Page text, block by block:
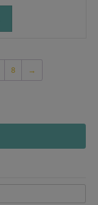
8 →